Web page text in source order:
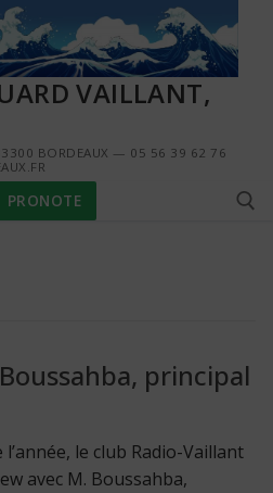
VAILLANT,
BORDEAUX — 05 56 39 62 76
PRONOTE
principal
le club Radio-Vaillant
avec M. Boussahba,